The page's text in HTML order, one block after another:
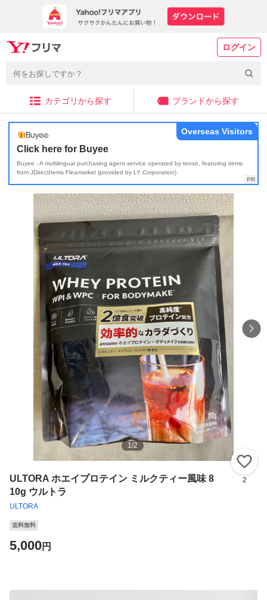
ログイン
カテゴリから探す ブランドから探す
Click here for Buyee
Buyee - A multilingual purchasing agent service operated by tenso, featuring items
from JDirectItems Fleamarket (provided by LY Corporation)
Overseas Visitors
1/2
ULTORA ホエイプロテイン ミルクティー風味 8
10g ウルトラ
ULTORA
2
送料無料
5,000円